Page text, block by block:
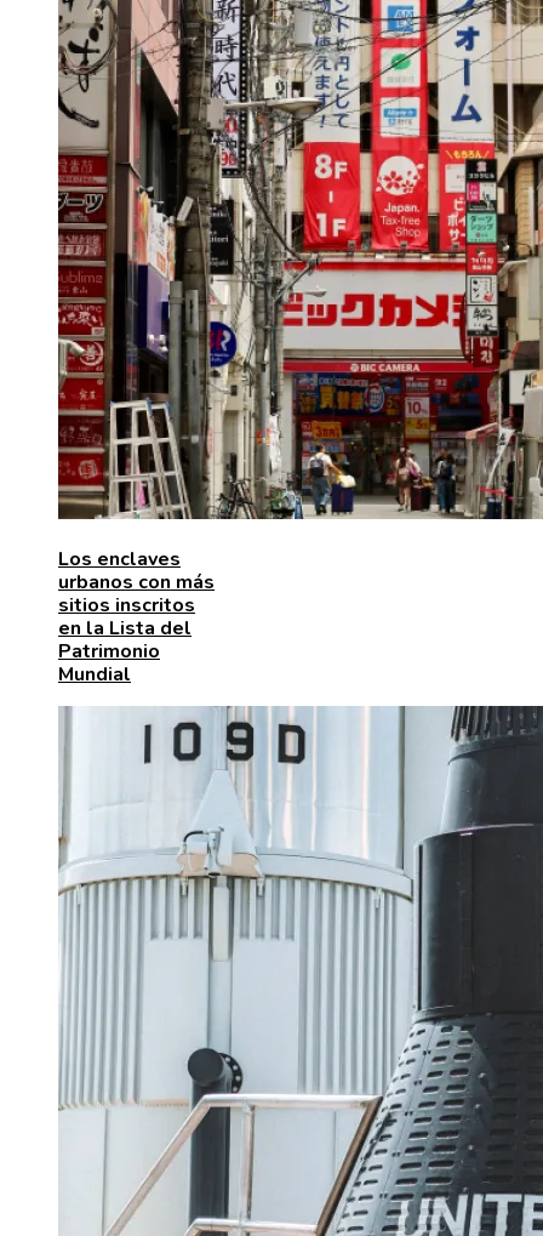
Los enclaves
urbanos con más
sitios inscritos
en la Lista del
Patrimonio
Mundial